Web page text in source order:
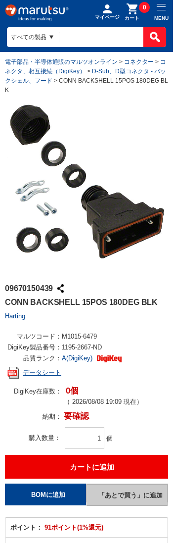
マイページ カート
0
MENU
電子部品・半導体通販のマルツオンライン > コネクター > コ
ネクタ、相互接続（DigiKey）
> D-Sub、D型コネクタ - バッ
クシェル、フード > CONN BACKSHELL 15POS 180DEG BL
K
09670150439
CONN BACKSHELL 15POS 180DEG BLK
Harting
マルツコード： M1015-6479
DigiKey製品番号： 1195-2667-ND
品質ランク： A(DigiKey)
データシート
DigiKey在庫数： 0個
（ 2026/08/08 19:09 現在）
納期： 要確認
購入数量 個
ポイント： 91ポイント(1%還元)